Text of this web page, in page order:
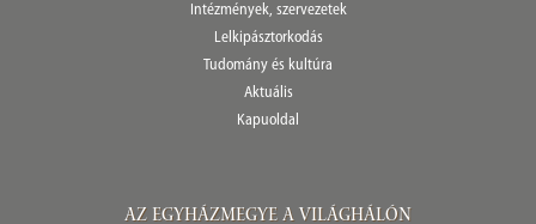
Intézmények, szervezetek
Lelkipásztorkodás
Tudomány és kultúra
Aktuális
Kapuoldal
Az Egyházmegye a világhálón